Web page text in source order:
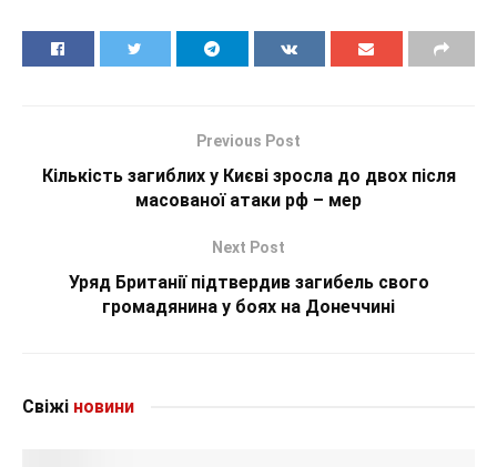
Previous Post
Кількість загиблих у Києві зросла до двох після
масованої атаки рф – мер
Next Post
Уряд Британії підтвердив загибель свого
громадянина у боях на Донеччині
Свіжі новини